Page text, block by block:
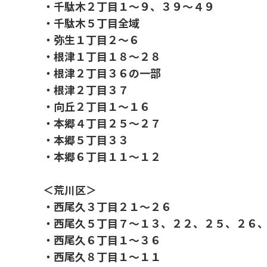
・千駄木２丁目１～９、３９～４９
・千駄木５丁目全域
・弥生１丁目２～６
・根津１丁目１８～２８
・根津２丁目３６の一部
・根津２丁目３７
・向丘２丁目１～１６
・本郷４丁目２５～２７
・本郷５丁目３３
・本郷６丁目１１～１２
＜荒川区＞
・西尾久３丁目２１～２６
・西尾久５丁目７～１３、２２、２５、２６
・西尾久６丁目１～３６
・西尾久８丁目１～１１